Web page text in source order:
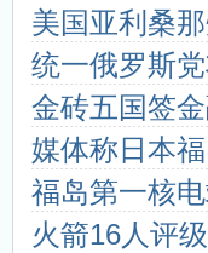
要投稿的话要注明
普通期刊的发表流
哪些期刊的影响
期刊等级划分通用
学术期刊级别认定
什么叫双核心期刊
4种组织工程期刊新
什么是CSCD期刊？
美国亚利桑
统一俄罗斯
金砖五国签
媒体称日本
福岛第一核
火箭16人评